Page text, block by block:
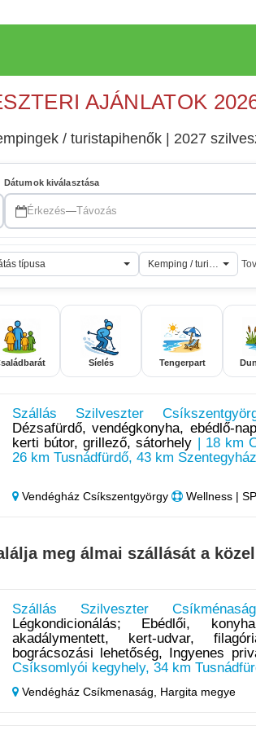
AJÁNLATOK
/ turistapihenők | 2027
Dátumok kiválasztása
Érkezés—Távozás
típusa Kemping / turistapihenő
Síelés Tengerpart
Szállás Szilveszter
Dézsafürdő, vendégkonyha, ebédlő-
kerti bútor, grillező, sátorhely | 18 km
26 km Tusnádfürdő, 43 km
Vendégház Csíkszentgyörgy Wellness |
meg álmai szállását a
Szállás Szilveszter
Légkondicionálás; Ebédlői,
akadálymentett, kert-udvar,
bográcsozási lehetőség, Ingyenes
Csíksomlyói kegyhely, 34 km
Vendégház Csíkmenaság, Hargita megye